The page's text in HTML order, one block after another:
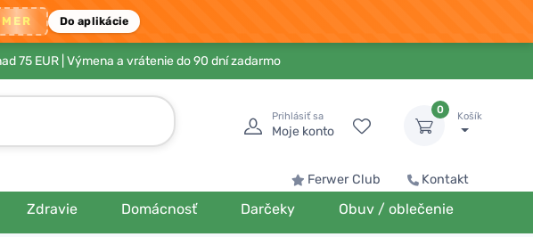
Do aplikácie
75 EUR | Výmena a vrátenie do 90 dní zadarmo
Prihlásiť sa
Moje konto
0
Košík
Ferwer Club Kontakt
Zdravie Domácnosť Darčeky Obuv / oblečenie